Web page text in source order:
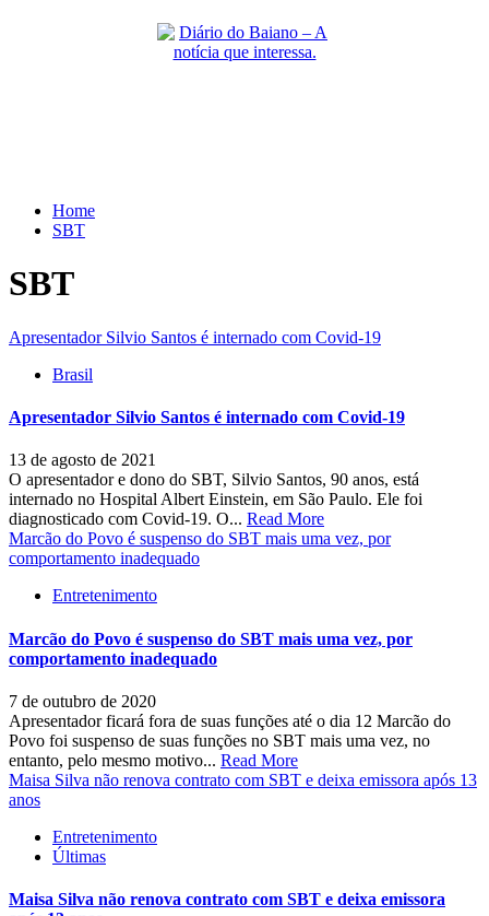
Home
SBT
SBT
Apresentador Silvio Santos é internado com Covid-19
Brasil
Apresentador Silvio Santos é internado com Covid-19
13 de agosto de 2021
O apresentador e dono do SBT, Silvio Santos, 90 anos, está
internado no Hospital Albert Einstein, em São Paulo. Ele foi
diagnosticado com Covid-19. O... Read More
Marcão do Povo é suspenso do SBT mais uma vez, por
comportamento inadequado
Entretenimento
Marcão do Povo é suspenso do SBT mais uma vez, por
comportamento inadequado
7 de outubro de 2020
Apresentador ficará fora de suas funções até o dia 12 Marcão do
Povo foi suspenso de suas funções no SBT mais uma vez, no
entanto, pelo mesmo motivo... Read More
Maisa Silva não renova contrato com SBT e deixa emissora após 13
anos
Entretenimento
Últimas
Maisa Silva não renova contrato com SBT e deixa emissora